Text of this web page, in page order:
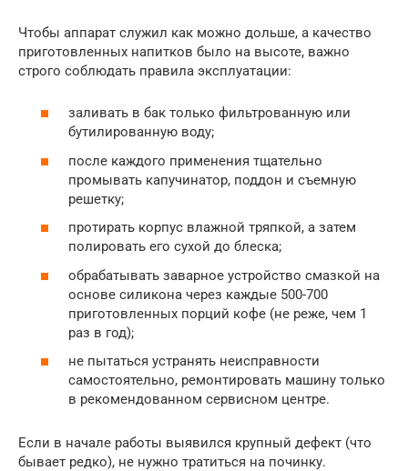
Чтобы аппарат служил как можно дольше, а качество
приготовленных напитков было на высоте, важно
строго соблюдать правила эксплуатации:
заливать в бак только фильтрованную или
бутилированную воду;
после каждого применения тщательно
промывать капучинатор, поддон и съемную
решетку;
протирать корпус влажной тряпкой, а затем
полировать его сухой до блеска;
обрабатывать заварное устройство смазкой на
основе силикона через каждые 500-700
приготовленных порций кофе (не реже, чем 1
раз в год);
не пытаться устранять неисправности
самостоятельно, ремонтировать машину только
в рекомендованном сервисном центре.
Если в начале работы выявился крупный дефект (что
бывает редко), не нужно тратиться на починку.